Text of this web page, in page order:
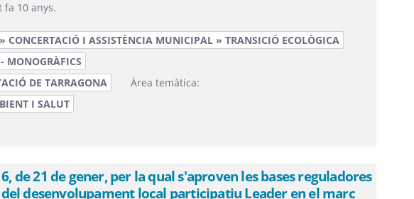
fa 10 anys.
CONCERTACIÓ I ASSISTÈNCIA MUNICIPAL » TRANSICIÓ ECOLÒGICA
MONOGRÀFICS
DE TARRAGONA
Àrea temàtica:
I SALUT
de 21 de gener, per la qual s'aproven les bases reguladores
desenvolupament local participatiu Leader en el marc